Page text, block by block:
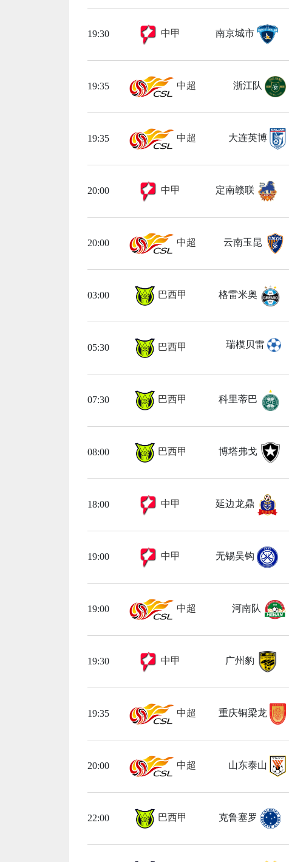
19:30 中甲 南京城市
19:35 中超 浙江队
19:35 中超 大连英博
20:00 中甲 定南赣联
20:00 中超 云南玉昆
03:00 巴西甲 格雷米奥
05:30 巴西甲 瑞模贝雷
07:30 巴西甲 科里蒂巴
08:00 巴西甲 博塔弗戈
18:00 中甲 延边龙鼎
19:00 中甲 无锡吴钩
19:00 中超 河南队
19:30 中甲 广州豹
19:35 中超 重庆铜梁龙
20:00 中超 山东泰山
22:00 巴西甲 克鲁塞罗